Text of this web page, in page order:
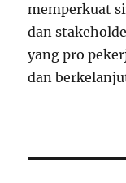
memperkuat
dan
yang pro
dan